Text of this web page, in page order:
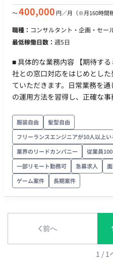
す。 ■案件の魅力 大手メディアグループのプラットフォームに
携わることができ、自身の目
りがいがあります。 急成長中の縦型ショートドラマ市場の最前
線で経験を積むことが可能です。 ■リモート稼働について 本
フレックス・土日夜間可否）
時間） 休日：土日祝日 原則として上記時間帯での稼働をお願い
しております。
〜400,000 円／月 （※月160時間
職種： コンサルタント・企画・セー
最低稼働日数： 週5日
■ 具体的な業務内容 【期待するミッション】 制作会社・協力会
社との窓口対応をはじめとし
ていただきます。日常業務を
の運用方法を習得し、正確な
期待しています。 【業務内容・担当工程】 【発注管理サポー
ト】 発注に伴う社内稟議の作
力会社との窓口対応（メール、
の確認および社内処理手続き、
行います。 【契約管理サポー
口対応、契約締結に伴う社内
連資料の整理を行います。 【
業務フローの改善および運用サポー
制】 ・ 平均年齢38歳で、30
約（週20時間以上のため、社
服装自由
髪型自由
フリーランスエンジニアが10人以上い
業界のリードカンパニー
従業員
一部リモート勤務可
急募求人
ゲーム案件
長期案件
前へ
1 / 1